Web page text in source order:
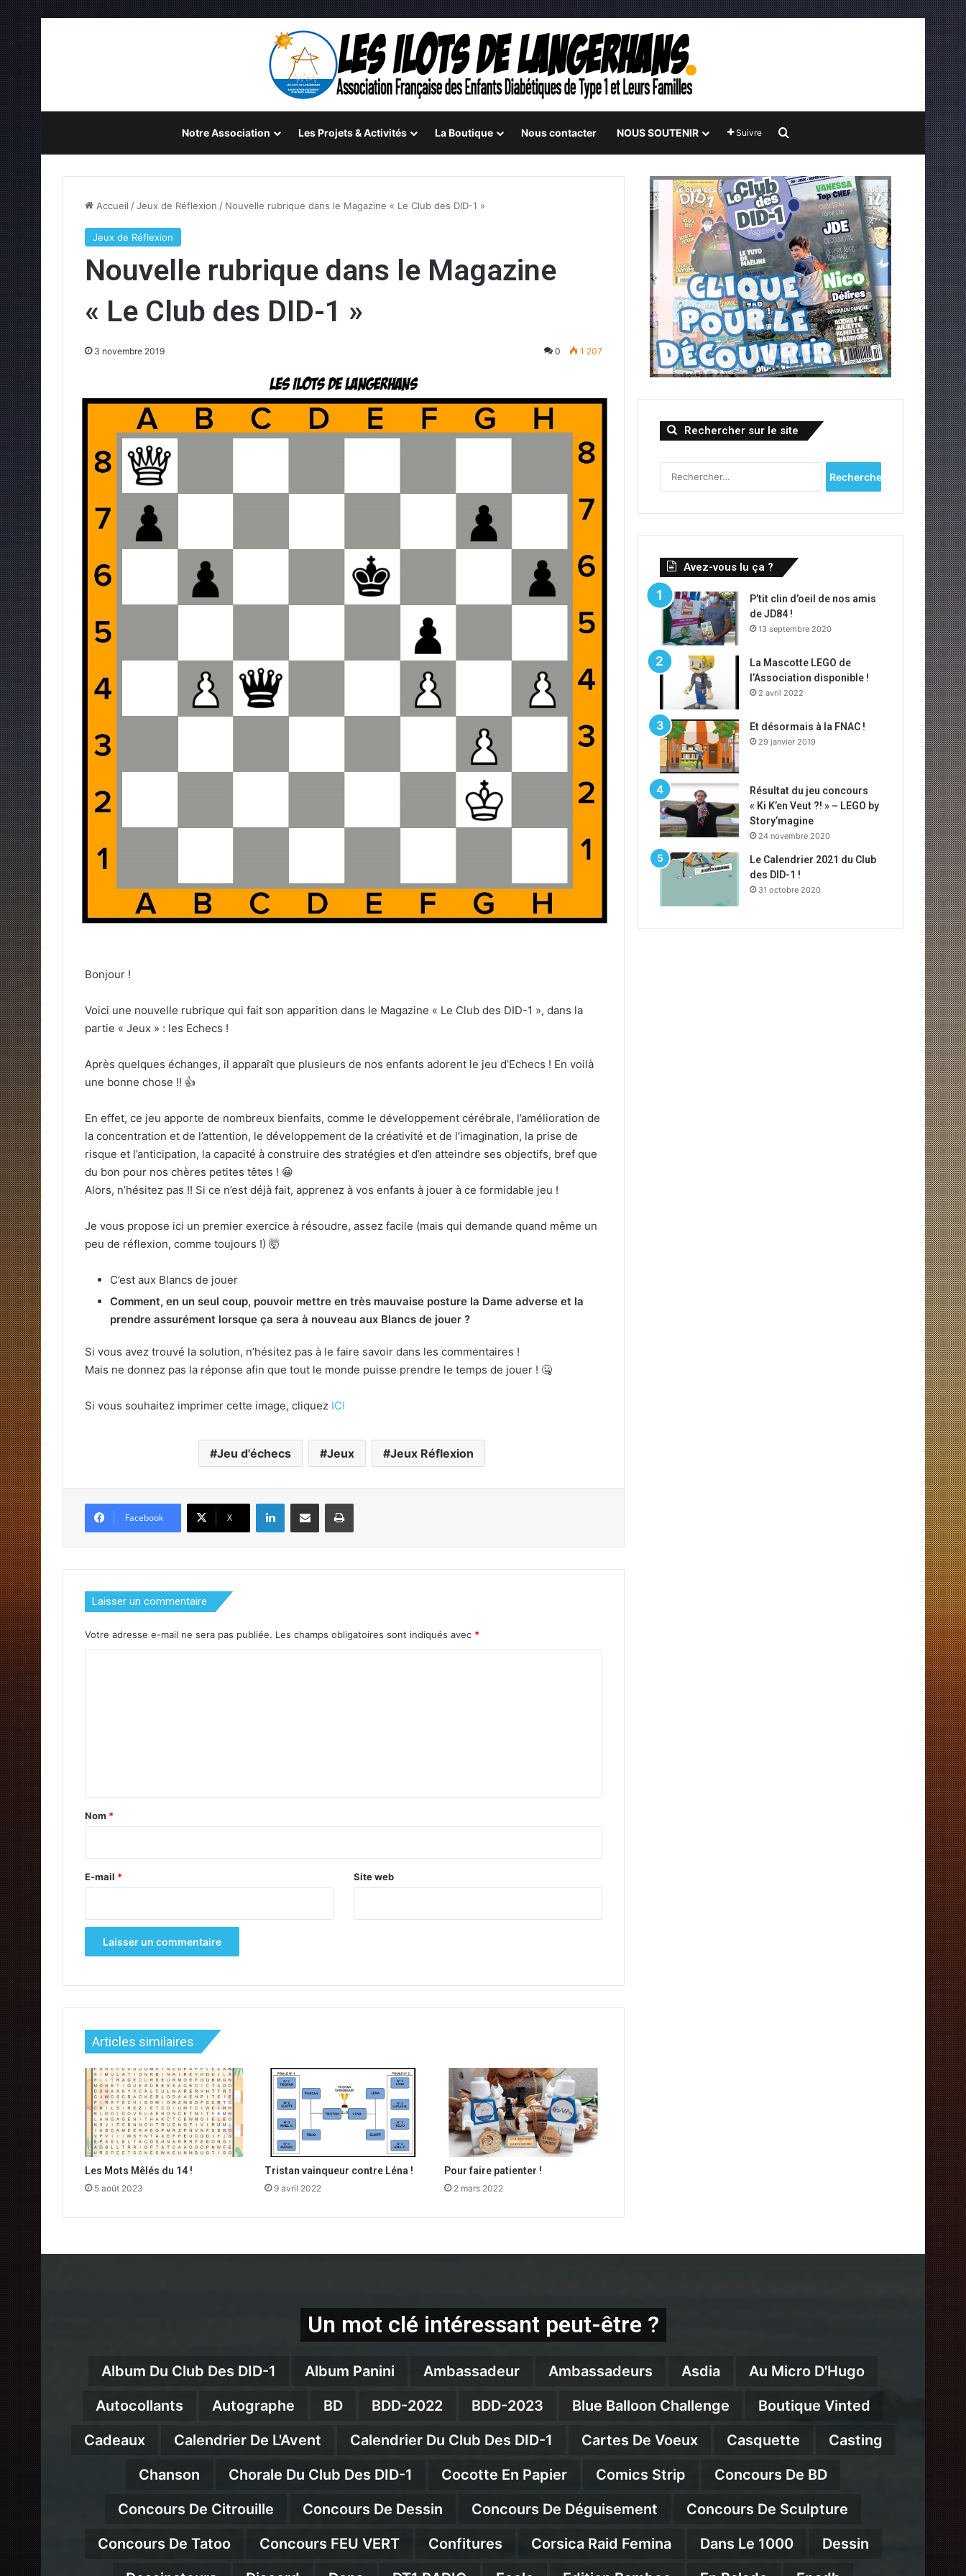
Notre Association Les Projets & Activités La Boutique Nous contacter NOUS SOUTENIR Suivre Rechercher
Accueil /Jeux de Réflexion / Nouvelle rubrique dans le Magazine « Le Club des DID-1 »
Jeux de Réflexion
Nouvelle rubrique dans le Magazine
« Le Club des DID-1 »
3 novembre 2019 0 1 207
Bonjour !
Voici une nouvelle rubrique qui fait son apparition dans le Magazine « Le Club des DID-1 », dans la
partie « Jeux » : les Echecs !
Après quelques échanges, il apparaît que plusieurs de nos enfants adorent le jeu d’Echecs ! En voilà
une bonne chose !! 👍
En effet, ce jeu apporte de nombreux bienfaits, comme le développement cérébrale, l’amélioration de
la concentration et de l’attention, le développement de la créativité et de l’imagination, la prise de
risque et l’anticipation, la capacité à construire des stratégies et d’en atteindre ses objectifs, bref que
du bon pour nos chères petites têtes ! 😀
Alors, n’hésitez pas !! Si ce n’est déjà fait, apprenez à vos enfants à jouer à ce formidable jeu !
Je vous propose ici un premier exercice à résoudre, assez facile (mais qui demande quand même un
peu de réflexion, comme toujours !) 🤯
C’est aux Blancs de jouer
Comment, en un seul coup, pouvoir mettre en très mauvaise posture la Dame adverse et la
prendre assurément lorsque ça sera à nouveau aux Blancs de jouer ?
Si vous avez trouvé la solution, n’hésitez pas à le faire savoir dans les commentaires !
Mais ne donnez pas la réponse afin que tout le monde puisse prendre le temps de jouer ! 🤐
Si vous souhaitez imprimer cette image, cliquez ICI
Jeu d'échecs Jeux Jeux Réflexion
Facebook X
LinkedinPartager par email Imprimer
Laisser un commentaire
Votre adresse e-mail ne sera pas publiée. Les champs obligatoires sont indiqués avec *
a
e
Nom *
E-mail * Site web
Articles similaires
Les Mots Mêlés du 14 !
5 août 2023
Tristan vainqueur contre Léna !
9 avril 2022
Pour faire patienter !
2 mars 2022
Rechercher sur le site
Avez-vous lu ça ?
P’tit clin d’oeil de nos amis
de JD84 !
13 septembre 2020
La Mascotte LEGO de
l’Association disponible !
2 avril 2022
Et désormais à la FNAC !
29 janvier 2019
Résultat du jeu concours
« Ki K’en Veut ?! » – LEGO by
Story’magine
24 novembre 2020
Le Calendrier 2021 du Club
des DID-1 !
31 octobre 2020
Un mot clé intéressant peut-être ?
Album Du Club Des DID-1 Album Panini Ambassadeur Ambassadeurs Asdia
Au Micro D'Hugo
Autocollants
Autographe BD BDD-2022 BDD-2023 Blue Balloon Challenge
Boutique Vinted
Cadeaux
Calendrier De L'Avent Calendrier Du Club Des DID-1 Cartes De Voeux Casquette
Casting
Chanson
Chorale Du Club Des DID-1 Cocotte En Papier Comics Strip
Concours De BD
Concours De Citrouille
Concours De Dessin Concours De Déguisement
Concours De Sculpture
Concours De Tatoo
Concours FEU VERT Confitures Corsica Raid Femina Dans Le 1000
Dessin